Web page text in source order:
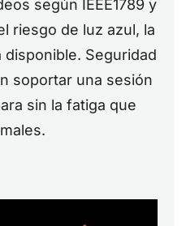
según IEEE1789 y
riesgo de luz azul, la
disponible. Seguridad
soportar una sesión
sin la fatiga que